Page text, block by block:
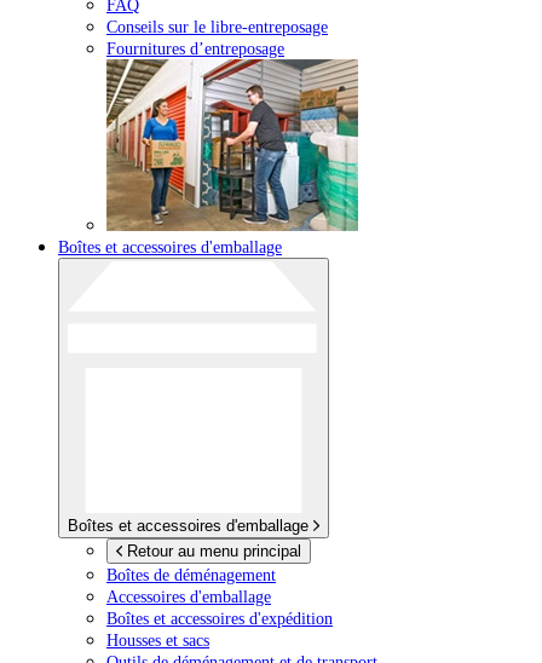
FAQ
Conseils sur le libre-entreposage
Fournitures d’entreposage
Boîtes et accessoires d'emballage
Boîtes et accessoires d'emballage
Retour au menu principal
Boîtes de déménagement
Accessoires d'emballage
Boîtes et accessoires d'expédition
Housses et sacs